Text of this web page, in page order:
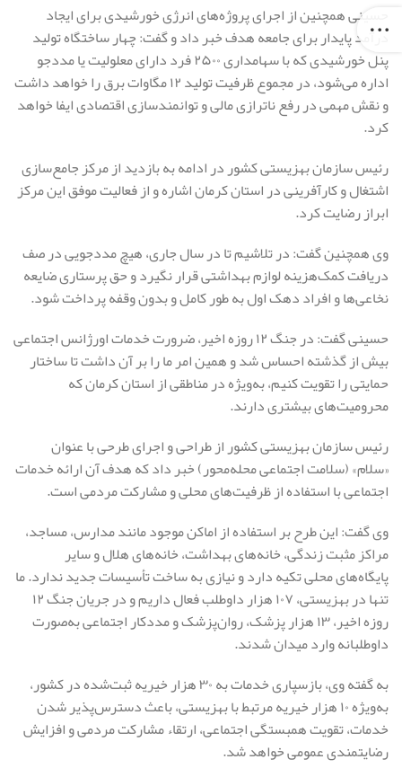
حسینی همچنین از اجرای پروژه‌های انرژی خورشیدی برای ایجاد
درآمد پایدار برای جامعه هدف خبر داد و گفت: چهار ساختگاه تولید
پنل خورشیدی که با سهامداری ۲۵۰۰ فرد دارای معلولیت یا مددجو
اداره می‌شود، در مجموع ظرفیت تولید ۱۲ مگاوات برق را خواهد داشت
و نقش مهمی در رفع ناترازی مالی و توانمندسازی اقتصادی ایفا خواهد
کرد.
رئیس سازمان بهزیستی کشور در ادامه به بازدید از مرکز جامع‌سازی
اشتغال و کارآفرینی در استان کرمان اشاره و از فعالیت موفق این مرکز
ابراز رضایت کرد.
وی همچنین گفت: در تلاشیم تا در سال جاری، هیچ مددجویی در صف
دریافت کمک‌هزینه لوازم بهداشتی قرار نگیرد و حق پرستاری ضایعه
نخاعی‌ها و افراد دهک اول به طور کامل و بدون وقفه پرداخت شود.
حسینی گفت: در جنگ ۱۲ روزه اخیر، ضرورت خدمات اورژانس اجتماعی
بیش از گذشته احساس شد و همین امر ما را بر آن داشت تا ساختار
حمایتی را تقویت کنیم، به‌ویژه در مناطقی از استان کرمان که
محرومیت‌های بیشتری دارند.
رئیس سازمان بهزیستی کشور از طراحی و اجرای طرحی با عنوان
«سلام» (سلامت اجتماعی محله‌محور) خبر داد که هدف آن ارائه خدمات
اجتماعی با استفاده از ظرفیت‌های محلی و مشارکت مردمی است.
وی گفت: این طرح بر استفاده از اماکن موجود مانند مدارس، مساجد،
مراکز مثبت زندگی، خانه‌های بهداشت، خانه‌های هلال و سایر
پایگاه‌های محلی تکیه دارد و نیازی به ساخت تأسیسات جدید ندارد. ما
تنها در بهزیستی، ۱۰۷ هزار داوطلب فعال داریم و در جریان جنگ ۱۲
روزه اخیر، ۱۳ هزار پزشک، روان‌پزشک و مددکار اجتماعی به‌صورت
داوطلبانه وارد میدان شدند.
به گفته وی، بازسپاری خدمات به ۳۰ هزار خیریه ثبت‌شده در کشور،
به‌ویژه ۱۰ هزار خیریه مرتبط با بهزیستی، باعث دسترس‌پذیر شدن
خدمات، تقویت همبستگی اجتماعی، ارتقاء مشارکت مردمی و افزایش
رضایتمندی عمومی خواهد شد.